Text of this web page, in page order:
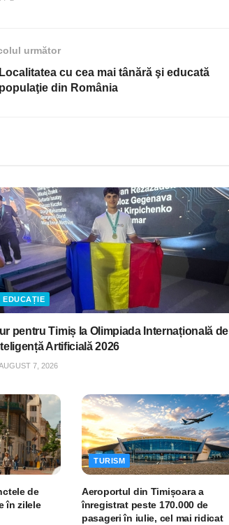
următor
Localitatea cu cea mai tânără şi educată
populaţie din România
EDUCAȚIE
pentru Timiș la Olimpiada Internațională de
Artificială 2026
7, 2026
de
în zilele
TURISM
Aeroportul din Timișoara a
înregistrat peste 170.000 de
pasageri în iulie, cel mai ridicat